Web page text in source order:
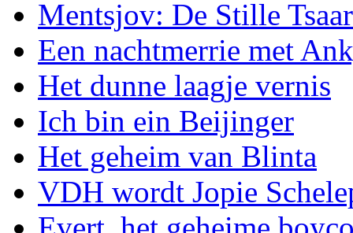
Mentsjov: De Stille Tsaar
Een nachtmerrie met
Het dunne laagje vernis
Ich bin ein Beijinger
Het geheim van Blinta
VDH wordt Jopie